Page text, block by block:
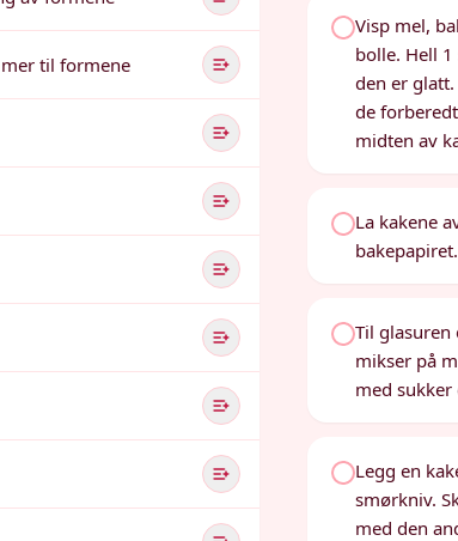
til formene
Visp mel,
bolle. Hell
den er
de
midten av
La kakene
Til glasuren
mikser på
med
Legg en
smørkniv.
med den